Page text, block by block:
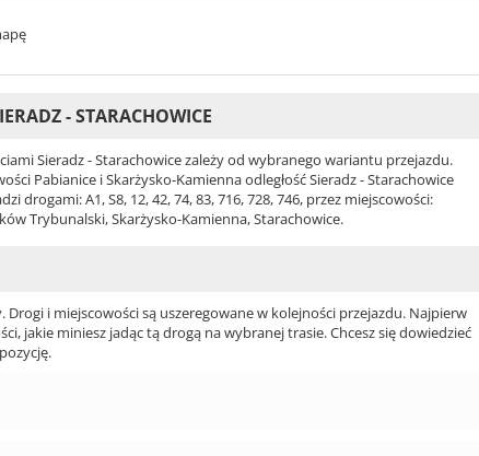
- STARACHOWICE
Sieradz - Starachowice zależy od wybranego wariantu przejazdu.
Pabianice i Skarżysko-Kamienna odległość Sieradz - Starachowice
drogami: A1, S8, 12, 42, 74, 83, 716, 728, 746, przez miejscowości:
Trybunalski, Skarżysko-Kamienna, Starachowice.
i miejscowości są uszeregowane w kolejności przejazdu. Najpierw
jakie miniesz jadąc tą drogą na wybranej trasie. Chcesz się dowiedzieć